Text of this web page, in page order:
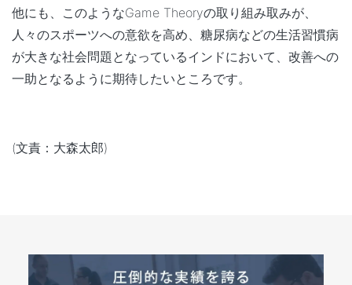
他にも、このようなGame Theoryの取り組み取みが、
人々のスポーツへの意欲を高め、糖尿病などの生活習慣病
が大きな社会問題となっているインドにおいて、改善への
一助となるように期待したいところです。
(文責：大森太郎)